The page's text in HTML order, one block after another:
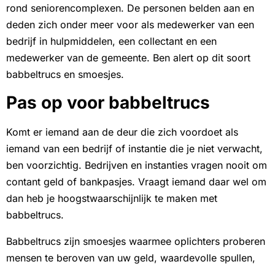
rond seniorencomplexen. De personen belden aan en
deden zich onder meer voor als medewerker van een
bedrijf in hulpmiddelen, een collectant en een
medewerker van de gemeente. Ben alert op dit soort
babbeltrucs en smoesjes.
Pas op voor babbeltrucs
Komt er iemand aan de deur die zich voordoet als
iemand van een bedrijf of instantie die je niet verwacht,
ben voorzichtig. Bedrijven en instanties vragen nooit om
contant geld of bankpasjes. Vraagt iemand daar wel om
dan heb je hoogstwaarschijnlijk te maken met
babbeltrucs.
Babbeltrucs zijn smoesjes waarmee oplichters proberen
mensen te beroven van uw geld, waardevolle spullen,